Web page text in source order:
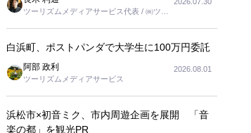
ツーリズムメディアサービス代表 / ㈱ツー
白浜町、ポストパンダで大学生に100万円委託
阿部 政利
ツーリズムメディアサービス
2026.08.01
浜松市×初音ミク、市内周遊企画を展開 「音
楽の都」を観光PR